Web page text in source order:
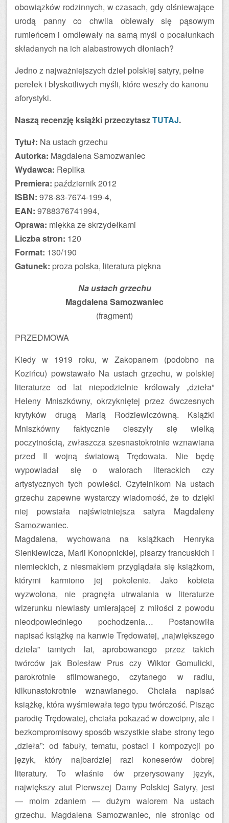
obowiązków rodzinnych, w czasach, gdy olśniewające
urodą panny co chwila oblewały się pąsowym
rumieńcem i omdlewały na samą myśl o pocałunkach
składanych na ich alabastrowych dłoniach?
Jedno z najważniejszych dzieł polskiej satyry, pełne
perełek i błyskotliwych myśli, które weszły do kanonu
aforystyki.
Naszą recenzję książki przeczytaszTUTAJ.
Tytuł: Na ustach grzechu
Autorka: Magdalena Samozwaniec
Wydawca: Replika
Premiera: październik 2012
ISBN: 978-83-7674-199-4,
EAN: 9788376741994,
Oprawa: miękka ze skrzydełkami
Liczba stron: 120
Format: 130/190
Gatunek: proza polska, literatura piękna
Na ustach grzechu
Magdalena Samozwaniec
(fragment)
PRZEDMOWA
Kiedy w 1919 roku, w Zakopanem (podobno na
Kozińcu) powstawało Na ustach grzechu, w polskiej
literaturze od lat niepodzielnie królowały „dzieła”
Heleny Mniszkówny, okrzykniętej przez ówczesnych
krytyków drugą Marią Rodziewiczówną. Książki
Mniszkówny faktycznie cieszyły się wielką
poczytnością, zwłaszcza szesnastokrotnie wznawiana
przed II wojną światową Trędowata. Nie będę
wypowiadał się o walorach literackich czy
artystycznych tych powieści. Czytelnikom Na ustach
grzechu zapewne wystarczy wiadomość, że to dzięki
niej powstała najświetniejsza satyra Magdaleny
Samozwaniec.
Magdalena, wychowana na książkach Henryka
Sienkiewicza, Marii Konopnickiej, pisarzy francuskich i
niemieckich, z niesmakiem przyglądała się książkom,
którymi karmiono jej pokolenie. Jako kobieta
wyzwolona, nie pragnęła utrwalania w literaturze
wizerunku niewiasty umierającej z miłości z powodu
nieodpowiedniego pochodzenia… Postanowiła
napisać książkę na kanwie Trędowatej, „największego
dzieła” tamtych lat, aprobowanego przez takich
twórców jak Bolesław Prus czy Wiktor Gomulicki,
parokrotnie sfilmowanego, czytanego w radiu,
kilkunastokrotnie wznawianego. Chciała napisać
książkę, która wyśmiewała tego typu twórczość. Pisząc
parodię Trędowatej, chciała pokazać w dowcipny, ale i
bezkompromisowy sposób wszystkie słabe strony tego
„dzieła”: od fabuły, tematu, postaci i kompozycji po
język, który najbardziej razi koneserów dobrej
literatury. To właśnie ów przerysowany język,
największy atut Pierwszej Damy Polskiej Satyry, jest
— moim zdaniem — dużym walorem Na ustach
grzechu. Magdalena Samozwaniec, nie stroniąc od